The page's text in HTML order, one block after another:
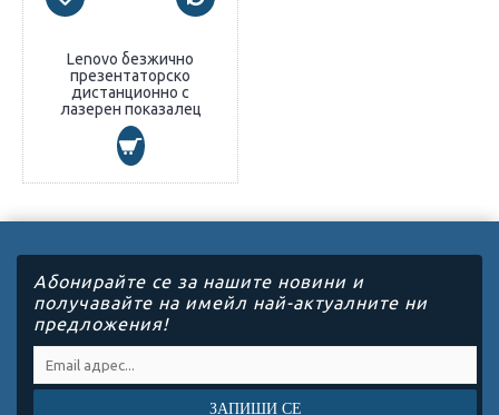
Lenovo безжично
презентаторско
дистанционно с
лазерен показалец
Абонирайте се за нашите новини и
получавайте на имейл най-актуалните ни
предложения!
ЗАПИШИ СЕ